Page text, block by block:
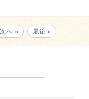
次へ » 最後 »